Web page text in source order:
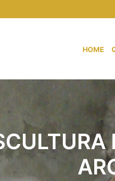
HOME